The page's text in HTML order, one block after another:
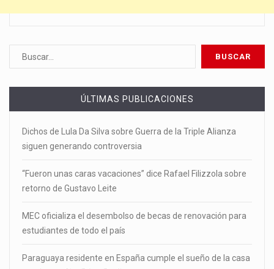
ÚLTIMAS PUBLICACIONES
Dichos de Lula Da Silva sobre Guerra de la Triple Alianza
siguen generando controversia
“Fueron unas caras vacaciones” dice Rafael Filizzola sobre
retorno de Gustavo Leite
MEC oficializa el desembolso de becas de renovación para
estudiantes de todo el país
Paraguaya residente en España cumple el sueño de la casa